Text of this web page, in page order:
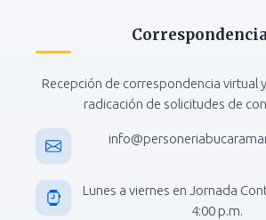
Correspondencia
Recepción de correspondencia virtual
radicación de solicitudes de
Lunes a viernes en Jornada
4:00 p.m.